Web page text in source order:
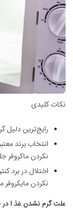
نکات کلیدی
رایج‌ترین دلیل
انتخاب برند
نکردن ماکروفر
اختلال در برد
نکردن
علت گرم نشدن غذ ا در